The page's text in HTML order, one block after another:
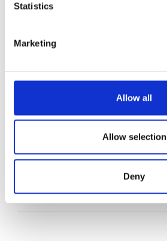
Statistics
Marketing
Allow all
Allow selection
Deny
segurança otimizados
monitoram a qualidade do café
SELEÇÃO DE BEBIDAS
Acessórios